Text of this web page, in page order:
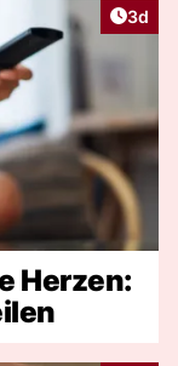
3d
Herzen: